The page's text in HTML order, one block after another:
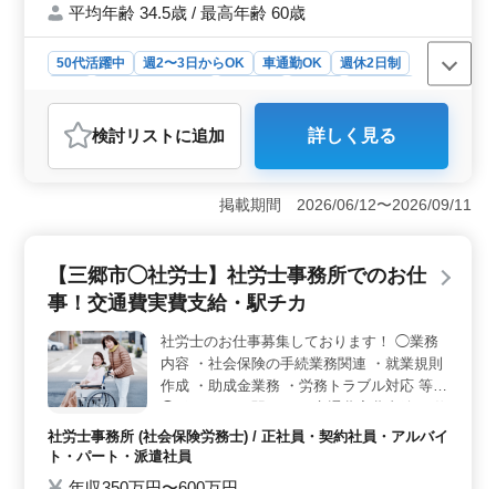
平均年齢 34.5歳 / 最高年齢 60歳
50代活躍中 週2〜3日からOK 車通勤OK
週休2日制
おすすめポイント
＜働きやすさ＞ 埼玉県三郷市南蓮沼にある特養での看
護師業務のお仕事です。週2〜3日からの勤務も可能で、
車通勤も可能になります。残業はなく、制服も支給され
ェックや簡単な医療処置、外出の付き添いなどを担当し
ていただきます。初めての福祉施設でも、看護師経験が
おり、安心して働けます。 ＜給与＆福利厚生＞ 年
収350万円〜480万円、または時給1,400円〜1,900円で、
通勤手当も実費支給されます。雇用・労災・健康・厚生
の福利厚生が整っています。月10時間程度の残業が見込
まれますが、柔軟な働き方が可能であり、安定した収入
を得ながら働けます。
検討リスト に追加 詳しく見る
掲載期間 2026/06/12〜2026/09/11
【三郷市◯社労士】社労士事務所でのお仕
事！交通費実費支給・駅チカ
社労士のお仕事募集しております！ ◯業務
内容 ・社会保険の手続業務関連 ・就業規則
作成 ・助成金業務 ・労務トラブル対応 等
事しながらプライベート時間も充実出来ます
☆ 皆様のご応募お待ちしております！
社労士事務所 (社会保険労務士) / 正社員・契約社員・アルバイ
ト・パート・派遣社員